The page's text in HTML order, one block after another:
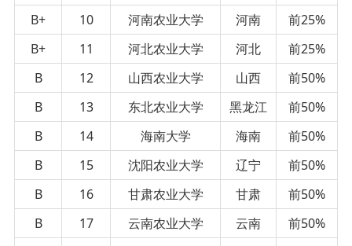
B+
10 河南农业大学 河南
前25%
B+
11 河北农业大学 河北
前25%
B
12 山西农业大学 山西
前50%
B
13 东北农业大学 黑龙江
前50%
B
14 海南大学 海南
前50%
B
15 沈阳农业大学 辽宁
前50%
B
16 甘肃农业大学 甘肃
前50%
B
17 云南农业大学 云南
前50%